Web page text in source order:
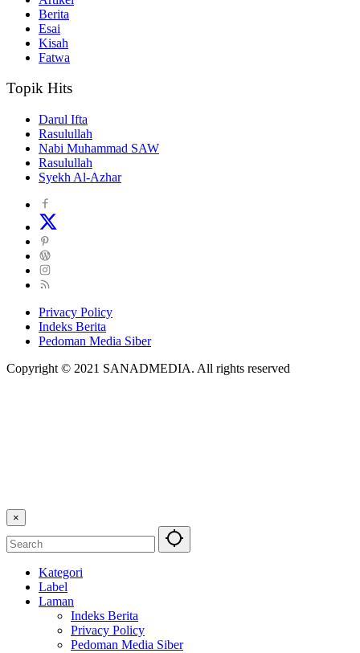
Berita
Esai
Kisah
Fatwa
Topik Hits
Darul Ifta
Rasulullah
Nabi Muhammad SAW
Rasulullah
Syekh Al-Azhar
Privacy Policy
Indeks Berita
Pedoman Media Siber
Copyright © 2021 SANADMEDIA. All rights reserved
×
Kategori
Label
Laman
Indeks Berita
Privacy Policy
Pedoman Media Siber